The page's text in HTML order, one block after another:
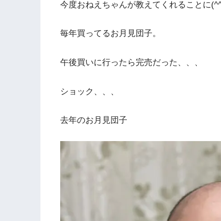
今度おねえちゃんが教えてくれることに
毎年買ってるお月見団子。
午後買いに行ったら完売だった、、、
ショック、、、
去年のお月見団子